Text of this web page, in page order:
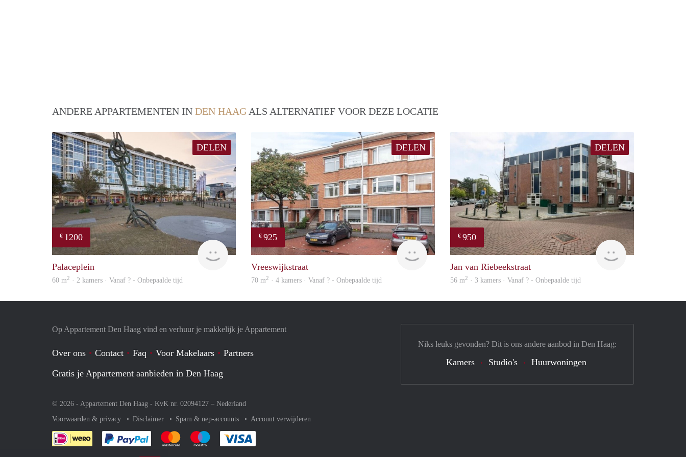
ANDERE APPARTEMENTEN IN DEN HAAG ALS ALTERNATIEF VOOR DEZE LOCATIE
DELEN
€ 1200
Palaceplein
60 m2 · 2 kamers · Vanaf ? - Onbepaalde tijd
DELEN
€ 925
finder
Vreeswijkstraat
70 m2 · 4 kamers · Vanaf ? - Onbepaalde tijd
DELEN
€ 950
finder
Jan van Riebeekstraat
56 m2 · 3 kamers · Vanaf ? - Onbepaalde tijd
Op Appartement Den Haag vind en verhuur je makkelijk je Appartement
Over ons Contact Faq Voor Makelaars
Partners
Gratis je Appartement aanbieden in Den Haag
© 2026 - Appartement Den Haag - KvK nr. 02094127 – Nederland
Voorwaarden & privacy
Disclaimer Spam & nep-accounts Account verwijderen
Je rekent gemakkelijk af met Paypal
Je rekent gemakkelijk af met Mastercard
Je rekent gemakkelijk af met Meastro
Niks leuks gevonden? Dit is ons andere aanbod in Den Haag:
Kamers Studio's Huurwoningen